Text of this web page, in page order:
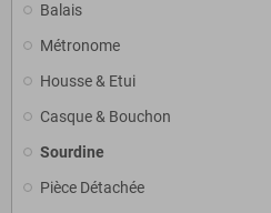
Balais
Métronome
Housse & Etui
Casque & Bouchon
Sourdine
Pièce Détachée